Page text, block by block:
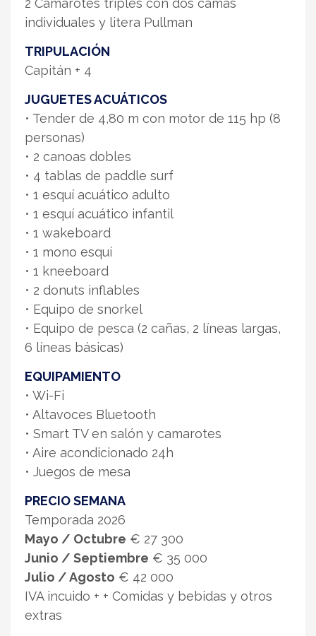
2 Camarotes triples con dos camas
individuales y litera Pullman
TRIPULACIÓN
Capitán + 4
JUGUETES ACUÁTICOS
• Tender de 4,80 m con motor de 115 hp (8
personas)
• 2 canoas dobles
• 4 tablas de paddle surf
• 1 esquí acuático adulto
• 1 esquí acuático infantil
• 1 wakeboard
• 1 mono esquí
• 1 kneeboard
• 2 donuts inflables
• Equipo de snorkel
• Equipo de pesca (2 cañas, 2 líneas largas,
6 líneas básicas)
EQUIPAMIENTO
• Wi-Fi
• Altavoces Bluetooth
• Smart TV en salón y camarotes
• Aire acondicionado 24h
• Juegos de mesa
PRECIO SEMANA
Temporada 2026
Mayo / Octubre € 27 300
Junio / Septiembre € 35 000
Julio / Agosto € 42 000
IVA incuido + + Comidas y bebidas y otros
extras